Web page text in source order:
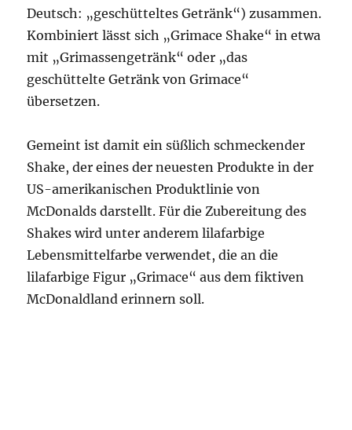
Deutsch: „geschütteltes Getränk“) zusammen.
Kombiniert lässt sich „Grimace Shake“ in etwa
mit „Grimassengetränk“ oder „das
geschüttelte Getränk von Grimace“
übersetzen.
Gemeint ist damit ein süßlich schmeckender
Shake, der eines der neuesten Produkte in der
US-amerikanischen Produktlinie von
McDonalds darstellt. Für die Zubereitung des
Shakes wird unter anderem lilafarbige
Lebensmittelfarbe verwendet, die an die
lilafarbige Figur „Grimace“ aus dem fiktiven
McDonaldland erinnern soll.